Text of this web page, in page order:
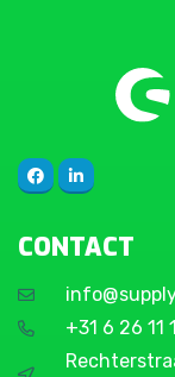
CONTACT
+31 6 26 11